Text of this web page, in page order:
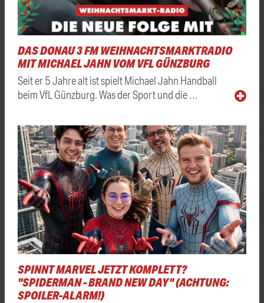
DAS DONAU 3 FM WEIHNACHTSMARKTRADIO
MIT MICHAEL JAHN VOM VFL GÜNZBURG
Seit er 5 Jahre alt ist spielt Michael Jahn Handball
beim VfL Günzburg. Was der Sport und die …
SPINNT MARVEL JETZT KOMPLETT?
"SPIDERMAN - BRAND NEW DAY" (ACHTUNG:
SPOILER-ALARM!)